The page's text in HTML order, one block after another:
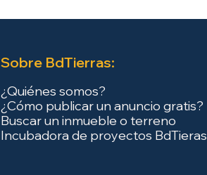
Sobre BdTierras:
¿Quiénes somos?
¿Cómo publicar un anuncio gratis?
Buscar un inmueble o terreno
Incubadora de proyectos BdTieras